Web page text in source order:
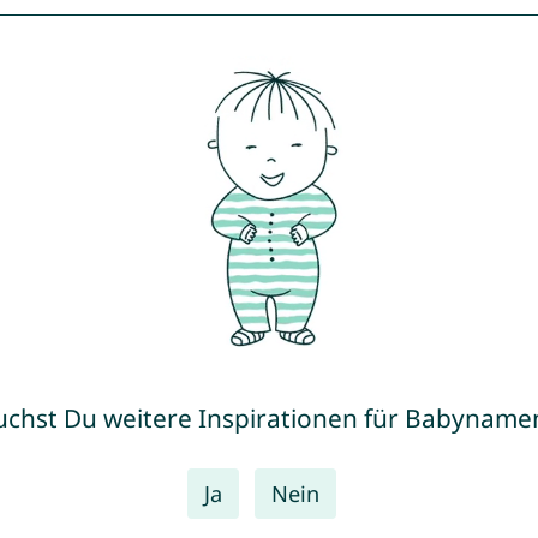
Du weitere Inspirationen für
Ja Nein